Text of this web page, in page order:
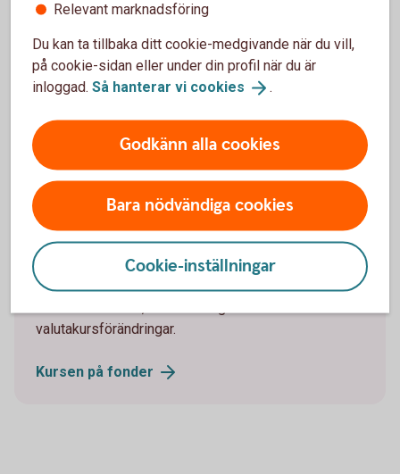
Vad är en affärsdag?
Affärsdagen är den dag som försäljningen av dina
fondandelar genomförs. Det är just den dagens
fondkurs som blir ditt försäljningspris.
Så sätts kursen på fonder
Fondkursen, alltså priset på fonden, sätts en gång
per dag. Den påverkas av kursen på de värdepapper
valutakursförändringar.
Kursen på fonder
Relevant marknadsföring
Du kan ta tillbaka ditt cookie-medgivande när du vill,
på cookie-sidan eller under din profil när du är
inloggad. Så hanterar vi cookies .
Godkänn alla cookies
Bara nödvändiga cookies
Cookie-inställningar